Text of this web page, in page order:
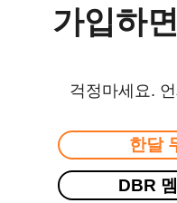
가입하
걱정마세요.
한달
DBR